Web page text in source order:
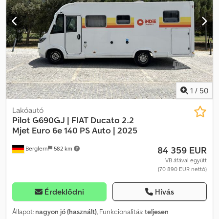
száma: 1
1 / 50
Berglern 582 km
Lakóautó
Pilot G690GJ | FIAT Ducato 2.2
Mjet Euro 6e 140 PS Auto | 2025
84 359 EUR
VB áfával együtt
(70 890 EUR nettó)
Érdeklődni Hívás
Állapot: nagyon jó (használt), Funkcionalitás:teljesen